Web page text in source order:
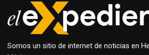
Somos un sitio de internet de noticias en